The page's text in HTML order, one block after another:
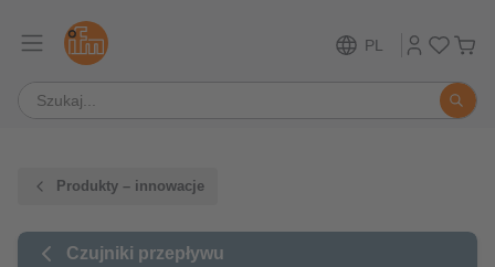
PL
Produkty – innowacje
Czujniki przepływu